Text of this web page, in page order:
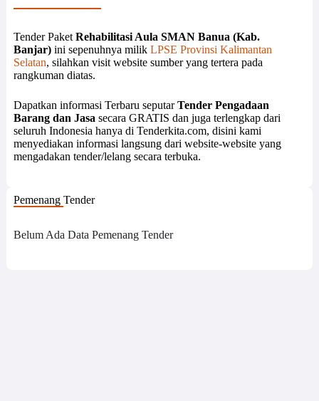
Tender Paket Rehabilitasi Aula SMAN Banua (Kab.
Banjar) ini sepenuhnya milik LPSE Provinsi Kalimantan
Selatan, silahkan visit website sumber yang tertera pada
rangkuman diatas.
Dapatkan informasi Terbaru seputarTender Pengadaan
Barang dan Jasa secara GRATIS dan juga terlengkap dari
seluruh Indonesia hanya di Tenderkita.com, disini kami
menyediakan informasi langsung dari website-website yang
mengadakan tender/lelang secara terbuka.
Pemenang Tender
Belum Ada Data Pemenang Tender